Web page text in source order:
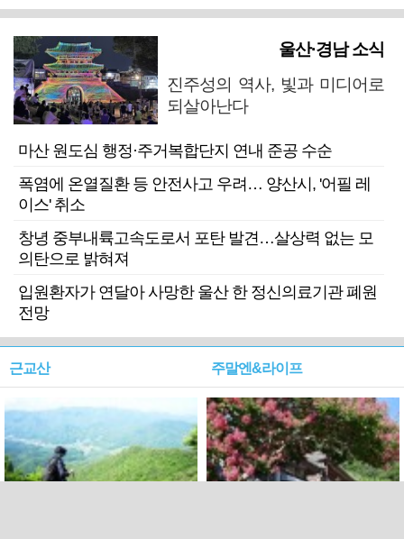
울산·경남 소식
진주성의 역사, 빛과 미디어로
되살아난다
마산 원도심 행정·주거복합단지 연내 준공 수순
폭염에 온열질환 등 안전사고 우려… 양산시, '어필 레
이스' 취소
창녕 중부내륙고속도로서 포탄 발견…살상력 없는 모
의탄으로 밝혀져
입원환자가 연달아 사망한 울산 한 정신의료기관 폐원
전망
근교산 주말엔&라이프